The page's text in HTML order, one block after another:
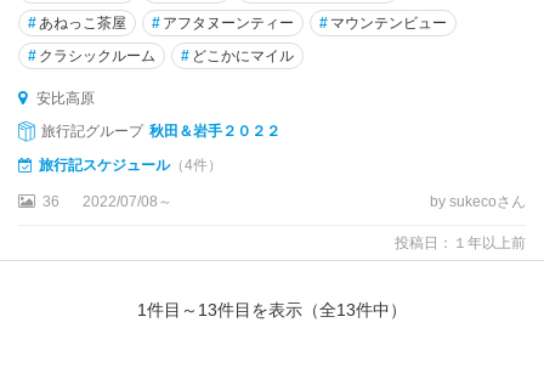
# あねっこ茶屋 # アフタヌーンティー # マウンテンビュー
# クラシックルーム # どこかにマイル
安比高原
旅行記グループ 秋田＆岩手２０２２
旅行記スケジュール（4件）
36 2022/07/08～ by sukecoさん
投稿日：１年以上前
1件目～ 13件目を表示（全13件中）